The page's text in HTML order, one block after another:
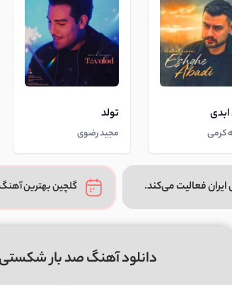
کرمی
تولد
مجید رضوی
فعالیت می‌کند. گلچین بهترین
دانلود آهنگ صد بار شکستی